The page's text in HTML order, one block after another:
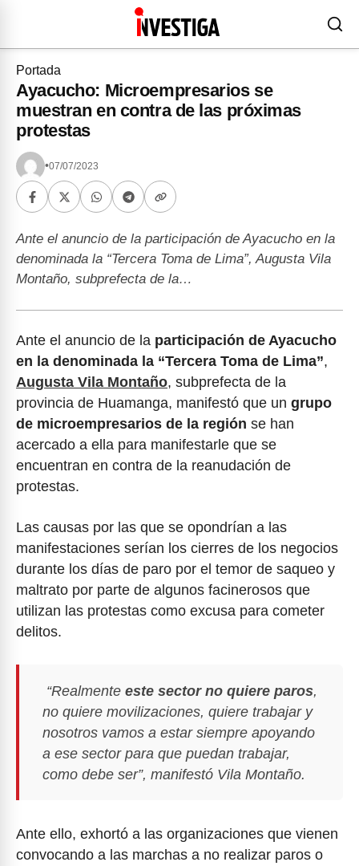
Portada
Ayacucho: Microempresarios se
muestran en contra de las próximas
protestas
•07/07/2023
Ante el anuncio de la participación de Ayacucho en la
denominada la “Tercera Toma de Lima”, Augusta Vila
Montaño, subprefecta de la…
Ante el anuncio de la participación de Ayacucho
en la denominada la “Tercera Toma de Lima”,
Augusta Vila Montaño, subprefecta de la
provincia de Huamanga, manifestó que un grupo
de microempresarios de la región se han
acercado a ella para manifestarle que se
encuentran en contra de la reanudación de
protestas.
Las causas por las que se opondrían a las
manifestaciones serían los cierres de los negocios
durante los días de paro por el temor de saqueo y
maltrato por parte de algunos facinerosos que
utilizan las protestas como excusa para cometer
delitos.
“Realmente este sector no quiere paros,
no quiere movilizaciones, quiere trabajar y
nosotros vamos a estar siempre apoyando
a ese sector para que puedan trabajar,
como debe ser”, manifestó Vila Montaño.
Ante ello, exhortó a las organizaciones que vienen
convocando a las marchas a no realizar paros o